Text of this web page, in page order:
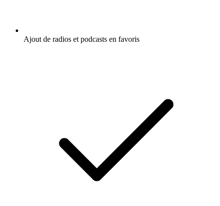
Ajout de radios et podcasts en favoris